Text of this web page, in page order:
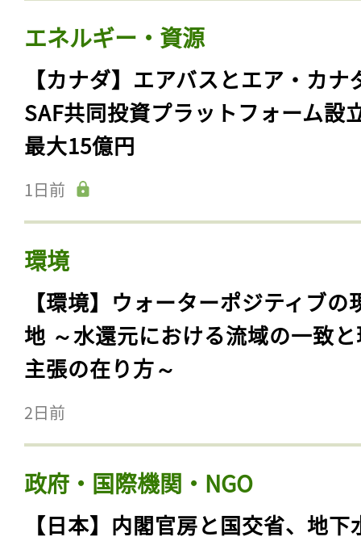
エネルギー・資源
【カナダ】エアバスとエア・カナ
SAF共同投資プラットフォーム設
最大15億円
1日前
環境
【環境】ウォーターポジティブの
地 ～水還元における流域の一致
主張の在り方～
2日前
政府・国際機関・NGO
【日本】内閣官房と国交省、地下